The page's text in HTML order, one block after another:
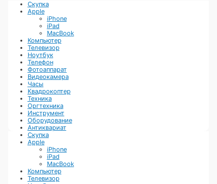
Скупка
Apple
iPhone
iPad
MacBook
Компьютер
Телевизор
Ноутбук
Телефон
Фотоаппарат
Видеокамера
Часы
Квадрокоптер
Техника
Оргтехника
Инструмент
Оборудование
Антиквариат
Скупка
Apple
iPhone
iPad
MacBook
Компьютер
Телевизор